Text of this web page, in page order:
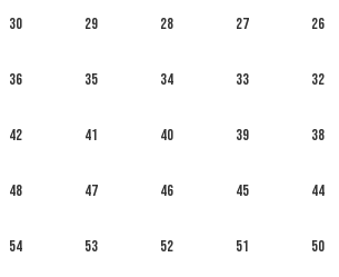
26
27
28
29
30
32
33
34
35
36
38
39
40
41
42
44
45
46
47
48
50
51
52
53
54